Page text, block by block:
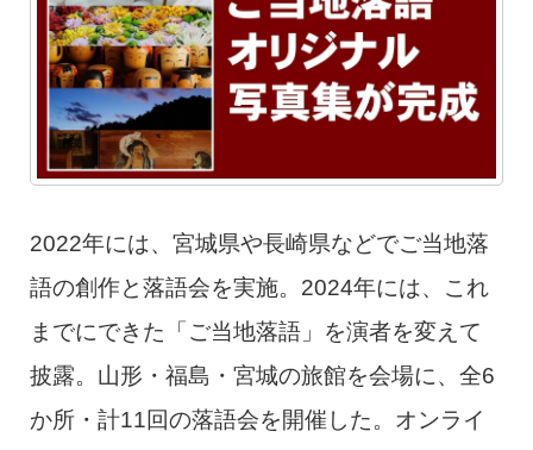
2022年には、宮城県や長崎県などでご当地落
語の創作と落語会を実施。2024年には、これ
までにできた「ご当地落語」を演者を変えて
披露。山形・福島・宮城の旅館を会場に、全6
か所・計11回の落語会を開催した。オンライ